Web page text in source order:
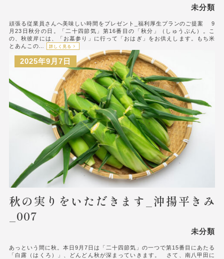
未分類
頑張る従業員さんへ美味しい時間をプレゼント_福利厚生プランのご提案 9
月23日秋分の日。「二十四節気」第16番目の「秋分」（しゅうぶん）。こ
の、秋彼岸には、「お墓参り」に行って「おはぎ」をお供えします。もち米
とあんこの…
詳しく見る
2025年9月7日
秋の実りをいただきます_沖揚平きみ
_007
未分類
あっという間に秋。本日9月7日は「二十四節気」の一つで第15番目にあたる
「白露（はくろ）」、どんどん秋が深まっていきます。 さて、南八甲田に